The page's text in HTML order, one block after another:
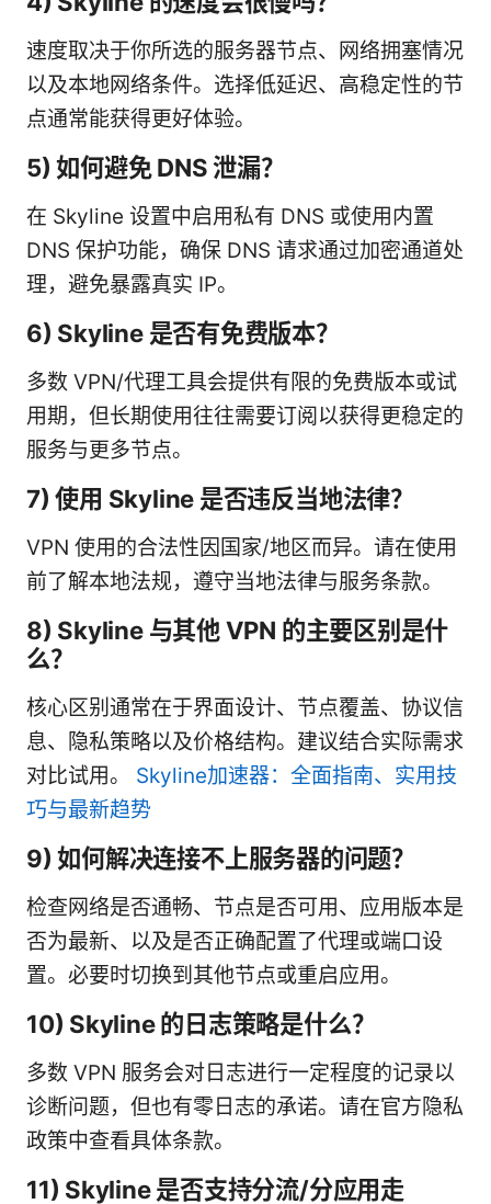
速度取决于你所选的服务器节点、网络拥塞情况
以及本地网络条件。选择低延迟、高稳定性的节
点通常能获得更好体验。
5) 如何避免 DNS 泄漏？
在 Skyline 设置中启用私有 DNS 或使用内置
DNS 保护功能，确保 DNS 请求通过加密通道处
理，避免暴露真实 IP。
6) Skyline 是否有免费版本？
多数 VPN/代理工具会提供有限的免费版本或试
用期，但长期使用往往需要订阅以获得更稳定的
服务与更多节点。
7) 使用 Skyline 是否违反当地法律？
VPN 使用的合法性因国家/地区而异。请在使用
前了解本地法规，遵守当地法律与服务条款。
8) Skyline 与其他 VPN 的主要区别是什
么？
核心区别通常在于界面设计、节点覆盖、协议信
息、隐私策略以及价格结构。建议结合实际需求
对比试用。 Skyline加速器：全面指南、实用技
巧与最新趋势
9) 如何解决连接不上服务器的问题？
检查网络是否通畅、节点是否可用、应用版本是
否为最新、以及是否正确配置了代理或端口设
置。必要时切换到其他节点或重启应用。
10) Skyline 的日志策略是什么？
多数 VPN 服务会对日志进行一定程度的记录以
诊断问题，但也有零日志的承诺。请在官方隐私
政策中查看具体条款。
11) Skyline 是否支持分流/分应用走